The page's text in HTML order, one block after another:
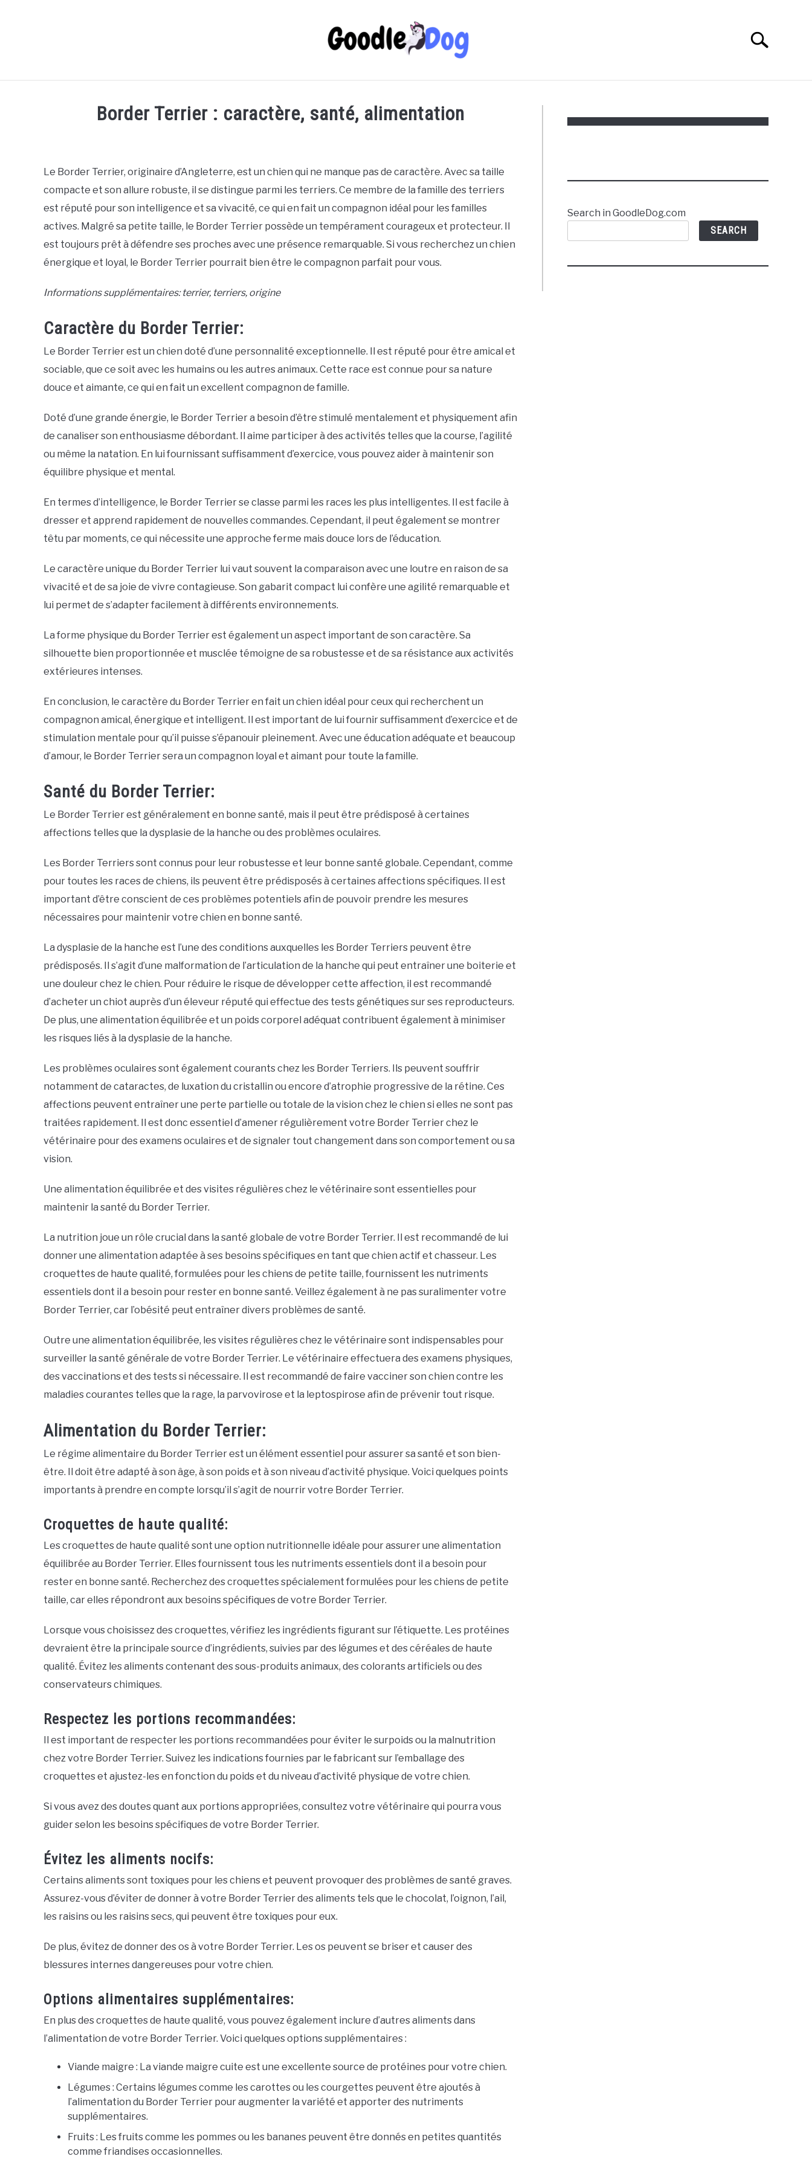
Search
Border Terrier : caractère, santé, alimentation
in
race
Le Border Terrier, originaire d’Angleterre, est un chien qui ne manque pas de caractère. Avec sa taille
compacte et son allure robuste, il se distingue parmi les terriers. Ce membre de la famille des terriers
est réputé pour son intelligence et sa vivacité, ce qui en fait un compagnon idéal pour les familles
actives. Malgré sa petite taille, le Border Terrier possède un tempérament courageux et protecteur. Il
est toujours prêt à défendre ses proches avec une présence remarquable. Si vous recherchez un chien
énergique et loyal, le Border Terrier pourrait bien être le compagnon parfait pour vous.
Informations supplémentaires: terrier, terriers, origine
Caractère du Border Terrier:
Le Border Terrier est un chien doté d’une personnalité exceptionnelle. Il est réputé pour être amical et
sociable, que ce soit avec les humains ou les autres animaux. Cette race est connue pour sa nature
douce et aimante, ce qui en fait un excellent compagnon de famille.
Doté d’une grande énergie, le Border Terrier a besoin d’être stimulé mentalement et physiquement afin
de canaliser son enthousiasme débordant. Il aime participer à des activités telles que la course, l’agilité
ou même la natation. En lui fournissant suffisamment d’exercice, vous pouvez aider à maintenir son
équilibre physique et mental.
En termes d’intelligence, le Border Terrier se classe parmi les races les plus intelligentes. Il est facile à
dresser et apprend rapidement de nouvelles commandes. Cependant, il peut également se montrer
têtu par moments, ce qui nécessite une approche ferme mais douce lors de l’éducation.
Le caractère unique du Border Terrier lui vaut souvent la comparaison avec une loutre en raison de sa
vivacité et de sa joie de vivre contagieuse. Son gabarit compact lui confère une agilité remarquable et
lui permet de s’adapter facilement à différents environnements.
La forme physique du Border Terrier est également un aspect important de son caractère. Sa
silhouette bien proportionnée et musclée témoigne de sa robustesse et de sa résistance aux activités
extérieures intenses.
En conclusion, le caractère du Border Terrier en fait un chien idéal pour ceux qui recherchent un
compagnon amical, énergique et intelligent. Il est important de lui fournir suffisamment d’exercice et de
stimulation mentale pour qu’il puisse s’épanouir pleinement. Avec une éducation adéquate et beaucoup
d’amour, le Border Terrier sera un compagnon loyal et aimant pour toute la famille.
Santé du Border Terrier:
Le Border Terrier est généralement en bonne santé, mais il peut être prédisposé à certaines
affections telles que la dysplasie de la hanche ou des problèmes oculaires.
Les Border Terriers sont connus pour leur robustesse et leur bonne santé globale. Cependant, comme
pour toutes les races de chiens, ils peuvent être prédisposés à certaines affections spécifiques. Il est
important d’être conscient de ces problèmes potentiels afin de pouvoir prendre les mesures
nécessaires pour maintenir votre chien en bonne santé.
La dysplasie de la hanche est l’une des conditions auxquelles les Border Terriers peuvent être
prédisposés. Il s’agit d’une malformation de l’articulation de la hanche qui peut entraîner une boiterie et
une douleur chez le chien. Pour réduire le risque de développer cette affection, il est recommandé
d’acheter un chiot auprès d’un éleveur réputé qui effectue des tests génétiques sur ses reproducteurs.
De plus, une alimentation équilibrée et un poids corporel adéquat contribuent également à minimiser
les risques liés à la dysplasie de la hanche.
Les problèmes oculaires sont également courants chez les Border Terriers. Ils peuvent souffrir
notamment de cataractes, de luxation du cristallin ou encore d’atrophie progressive de la rétine. Ces
affections peuvent entraîner une perte partielle ou totale de la vision chez le chien si elles ne sont pas
traitées rapidement. Il est donc essentiel d’amener régulièrement votre Border Terrier chez le
vétérinaire pour des examens oculaires et de signaler tout changement dans son comportement ou sa
vision.
Une alimentation équilibrée et des visites régulières chez le vétérinaire sont essentielles pour
maintenir la santé du Border Terrier.
La nutrition joue un rôle crucial dans la santé globale de votre Border Terrier. Il est recommandé de lui
donner une alimentation adaptée à ses besoins spécifiques en tant que chien actif et chasseur. Les
croquettes de haute qualité, formulées pour les chiens de petite taille, fournissent les nutriments
essentiels dont il a besoin pour rester en bonne santé. Veillez également à ne pas suralimenter votre
Border Terrier, car l’obésité peut entraîner divers problèmes de santé.
Outre une alimentation équilibrée, les visites régulières chez le vétérinaire sont indispensables pour
surveiller la santé générale de votre Border Terrier. Le vétérinaire effectuera des examens physiques,
des vaccinations et des tests si nécessaire. Il est recommandé de faire vacciner son chien contre les
maladies courantes telles que la rage, la parvovirose et la leptospirose afin de prévenir tout risque.
Alimentation du Border Terrier:
Le régime alimentaire du Border Terrier est un élément essentiel pour assurer sa santé et son bien-
être. Il doit être adapté à son âge, à son poids et à son niveau d’activité physique. Voici quelques points
importants à prendre en compte lorsqu’il s’agit de nourrir votre Border Terrier.
Croquettes de haute qualité:
Les croquettes de haute qualité sont une option nutritionnelle idéale pour assurer une alimentation
équilibrée au Border Terrier. Elles fournissent tous les nutriments essentiels dont il a besoin pour
rester en bonne santé. Recherchez des croquettes spécialement formulées pour les chiens de petite
taille, car elles répondront aux besoins spécifiques de votre Border Terrier.
Lorsque vous choisissez des croquettes, vérifiez les ingrédients figurant sur l’étiquette. Les protéines
devraient être la principale source d’ingrédients, suivies par des légumes et des céréales de haute
qualité. Évitez les aliments contenant des sous-produits animaux, des colorants artificiels ou des
conservateurs chimiques.
Respectez les portions recommandées:
Il est important de respecter les portions recommandées pour éviter le surpoids ou la malnutrition
chez votre Border Terrier. Suivez les indications fournies par le fabricant sur l’emballage des
croquettes et ajustez-les en fonction du poids et du niveau d’activité physique de votre chien.
Si vous avez des doutes quant aux portions appropriées, consultez votre vétérinaire qui pourra vous
guider selon les besoins spécifiques de votre Border Terrier.
Évitez les aliments nocifs:
Certains aliments sont toxiques pour les chiens et peuvent provoquer des problèmes de santé graves.
Assurez-vous d’éviter de donner à votre Border Terrier des aliments tels que le chocolat, l’oignon, l’ail,
les raisins ou les raisins secs, qui peuvent être toxiques pour eux.
De plus, évitez de donner des os à votre Border Terrier. Les os peuvent se briser et causer des
blessures internes dangereuses pour votre chien.
Options alimentaires supplémentaires:
En plus des croquettes de haute qualité, vous pouvez également inclure d’autres aliments dans
l’alimentation de votre Border Terrier. Voici quelques options supplémentaires :
Viande maigre : La viande maigre cuite est une excellente source de protéines pour votre chien.
Légumes : Certains légumes comme les carottes ou les courgettes peuvent être ajoutés à
l’alimentation du Border Terrier pour augmenter la variété et apporter des nutriments
supplémentaires.
Fruits : Les fruits comme les pommes ou les bananes peuvent être donnés en petites quantités
comme friandises occasionnelles.
Search in GoodleDog.com
SEARCH